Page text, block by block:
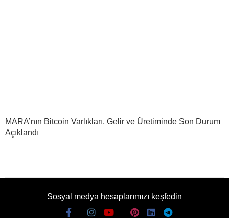
MARA’nın Bitcoin Varlıkları, Gelir ve Üretiminde Son Durum
Açıklandı
Sosyal medya hesaplarımızı keşfedin